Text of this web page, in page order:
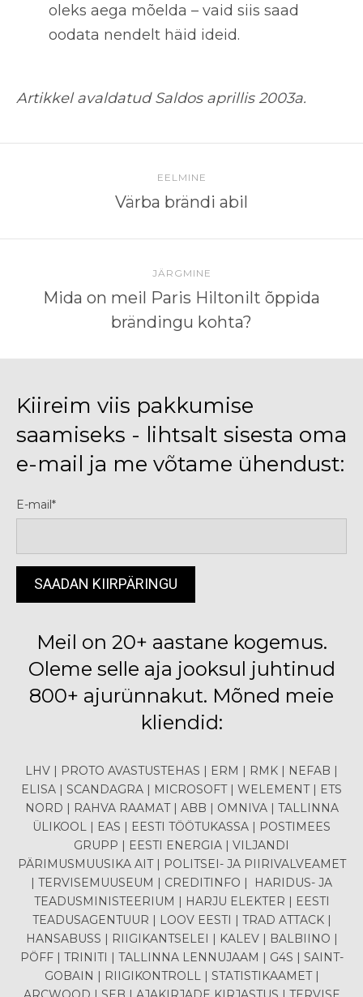
oleks aega mõelda – vaid siis saad
oodata nendelt häid ideid.
Artikkel avaldatud Saldos aprillis 2003a.
EELMINE
Värba brändi abil
JÄRGMINE
Mida on meil Paris Hiltonilt õppida
brändingu kohta?
Kiireim viis pakkumise
saamiseks - lihtsalt sisesta oma
e-mail ja me võtame ühendust:
E-mail
Meil on 20+ aastane kogemus.
Oleme selle aja jooksul juhtinud
800+ ajurünnakut. Mõned meie
kliendid:
LHV | PROTO AVASTUSTEHAS | ERM | RMK | NEFAB |
ELISA | SCANDAGRA | MICROSOFT | WELEMENT | ETS
NORD | RAHVA RAAMAT | ABB | OMNIVA | TALLINNA
ÜLIKOOL | EAS | EESTI TÖÖTUKASSA | POSTIMEES
GRUPP | EESTI ENERGIA | VILJANDI
PÄRIMUSMUUSIKA AIT | POLITSEI- JA PIIRIVALVEAMET
| TERVISEMUUSEUM | CREDITINFO | HARIDUS- JA
TEADUSMINISTEERIUM | HARJU ELEKTER | EESTI
TEADUSAGENTUUR | LOOV EESTI | TRAD ATTACK |
HANSABUSS | RIIGIKANTSELEI | KALEV | BALBIINO |
PÖFF | TRINITI | TALLINNA LENNUJAAM | G4S | SAINT-
GOBAIN | RIIGIKONTROLL | STATISTIKAAMET |